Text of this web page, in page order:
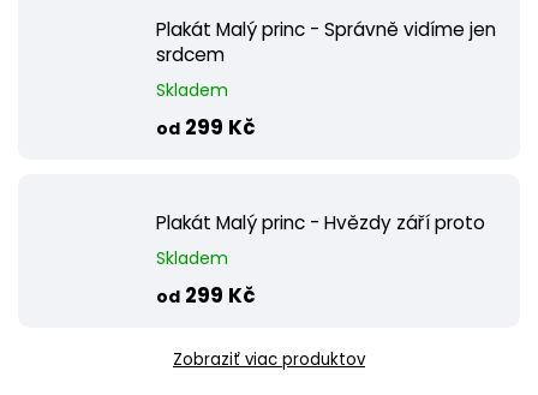
Plakát Malý princ - Správně vidíme jen
srdcem
Skladem
od 299 Kč
Plakát Malý princ - Hvězdy září proto
Skladem
od 299 Kč
Zobraziť viac produktov